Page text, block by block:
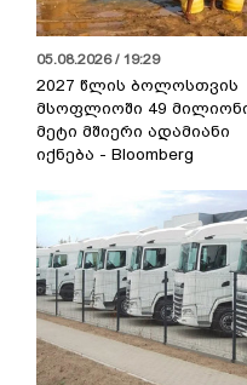
05.08.2026 / 19:29
2027 წლის ბოლოსთვის
მსოფლიოში 49
მეტი მშიერი ადამიანი
იქნება - Bloomberg